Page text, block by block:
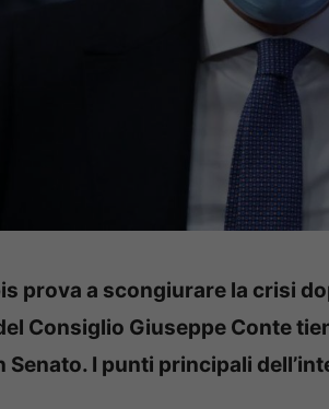
prova a scongiurare la crisi
Consiglio Giuseppe Conte
Senato. I punti principali